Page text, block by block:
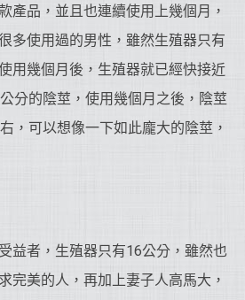
產品，並且也連續使用上幾個月，
多使用過的男性，雖然生殖器只有
用幾個月後，生殖器就已經快接近
分的陰莖，使用幾個月之後，陰莖
，可以想像一下如此龐大的陰莖，
益者，生殖器只有16公分，雖然也
完美的人，再加上妻子人高馬大，